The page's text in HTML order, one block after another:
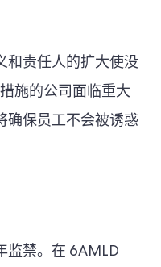
和责任人的扩大使没
施的公司面临重大
确保员工不会被诱惑
监禁。在 6AMLD